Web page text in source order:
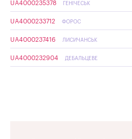
UA4000235378 ГЕНІЧЕСЬК
UA4000233712 ФОРОС
UA4000237416 ЛИСИЧАНСЬК
UA4000232904 ДЕБАЛЬЦЕВЕ